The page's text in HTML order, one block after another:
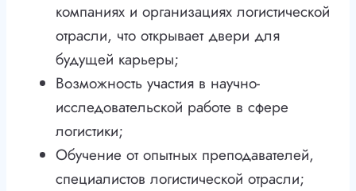
компаниях и организациях логистической
отрасли, что открывает двери для
будущей карьеры;
Возможность участия в научно-
исследовательской работе в сфере
логистики;
Обучение от опытных преподавателей,
специалистов логистической отрасли;